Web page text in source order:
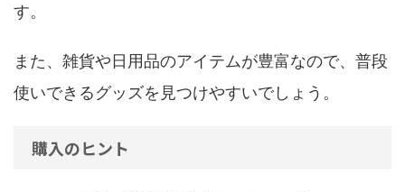
す。
また、雑貨や日用品のアイテムが豊富なので、普段
使いできるグッズを見つけやすいでしょう。
購入のヒント